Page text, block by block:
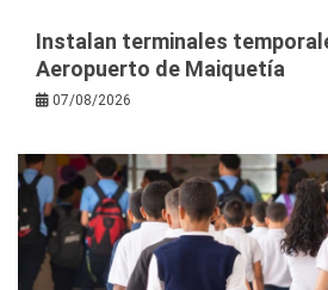
Instalan terminales
Aeropuerto de Maiquetía
07/08/2026